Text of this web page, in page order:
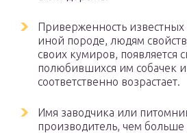
Приверженность
иной породе, людям
своих кумиров, появляется
полюбившихся им собачек и
соответственно возрастает.
Имя заводчика или
производитель, чем больше